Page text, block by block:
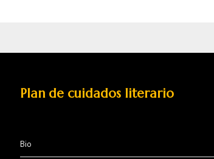
Plan de cuidados literario
Bio